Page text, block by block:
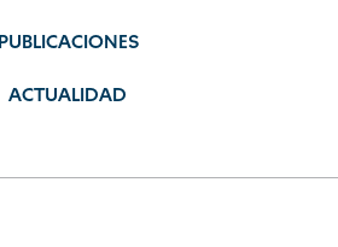
PUBLICACIONES
ACTUALIDAD